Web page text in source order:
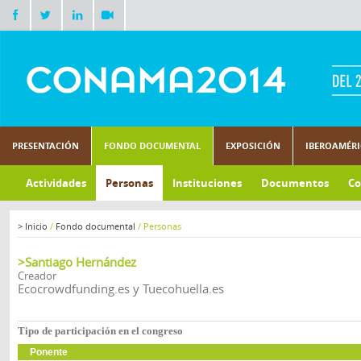
PRESENTACIÓN FONDO DOCUMENTAL EXPOSICIÓN
Actividades Personas Instituciones Documentos
> Inicio / Fondo documental / Personas
>Santiago Hernández
Creador
Ecocrowdfunding.es y Tuecohuella.es
Tipo de participación en el congreso
Ponente